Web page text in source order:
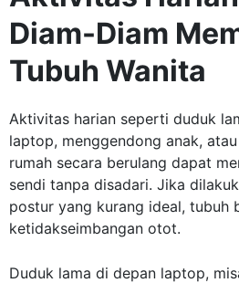
Diam-Diam
Tubuh Wanita
Aktivitas harian seperti duduk
laptop, menggendong anak,
rumah secara berulang dapat
sendi tanpa disadari. Jika
postur yang kurang ideal, tubuh
ketidakseimbangan otot.
Duduk lama di depan laptop,